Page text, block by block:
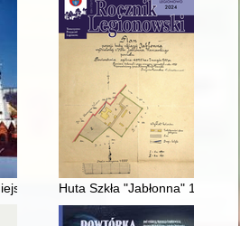
rajcy gawędy. T. 1
Huta Szkła "Jabłonna" 1897-